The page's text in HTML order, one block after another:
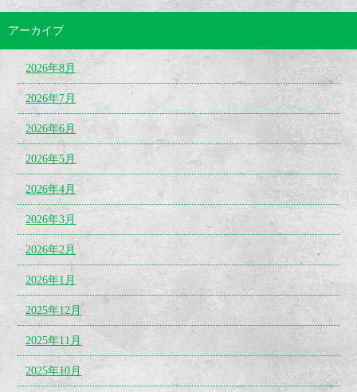
アーカイブ
2026年8月
2026年7月
2026年6月
2026年5月
2026年4月
2026年3月
2026年2月
2026年1月
2025年12月
2025年11月
2025年10月